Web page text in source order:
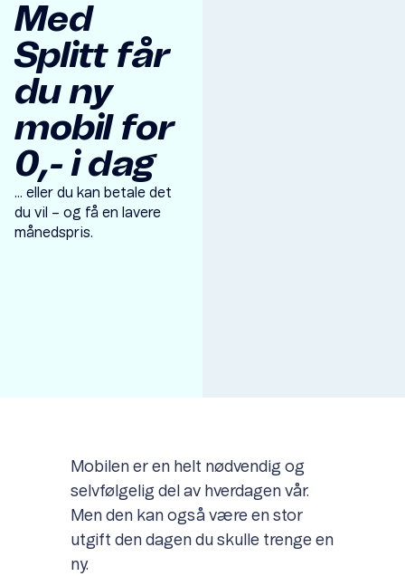
Med
Splitt får
du ny
mobil for
0,- i dag
... eller du kan betale det
du vil – og få en lavere
månedspris.
Mobilen er en helt nødvendig og
selvfølgelig del av hverdagen vår.
Men den kan også være en stor
utgift den dagen du skulle trenge en
ny.